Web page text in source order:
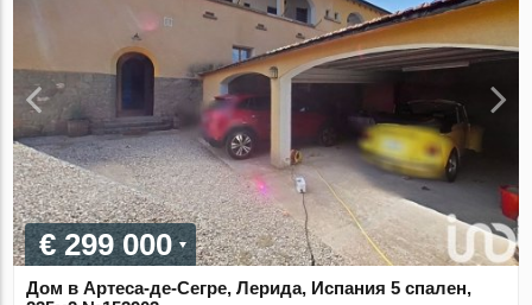
€ 299 000
Дом в Артеса-де-Сегре, Лерида, Испания 5 спален,